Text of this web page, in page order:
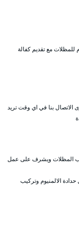
للمظلات مع تقديم كفالة
الاتصال بنا في اي وقت تريد
المظلات ويشرف على عمل
الالمنيوم وتركيب